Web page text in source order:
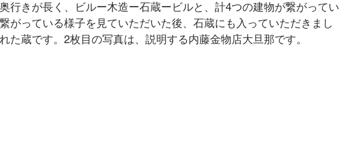
行きが長く、ビルー木造ー石蔵ービルと、計4つの建物が繋がってい
がっている様子を見ていただいた後、石蔵にも入っていただきまし
た蔵です。2枚目の写真は、説明する内藤金物店大旦那です。